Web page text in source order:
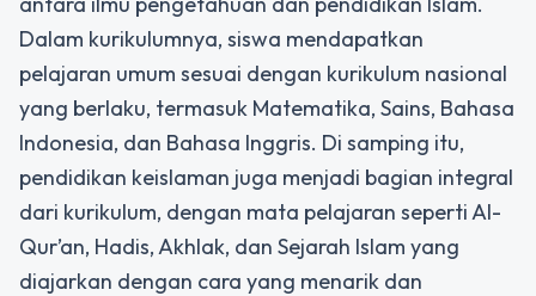
Dalam kurikulumnya, siswa mendapatkan
pelajaran umum sesuai dengan kurikulum nasional
yang berlaku, termasuk Matematika, Sains, Bahasa
Indonesia, dan Bahasa Inggris. Di samping itu,
pendidikan keislaman juga menjadi bagian integral
dari kurikulum, dengan mata pelajaran seperti Al-
Qur’an, Hadis, Akhlak, dan Sejarah Islam yang
diajarkan dengan cara yang menarik dan